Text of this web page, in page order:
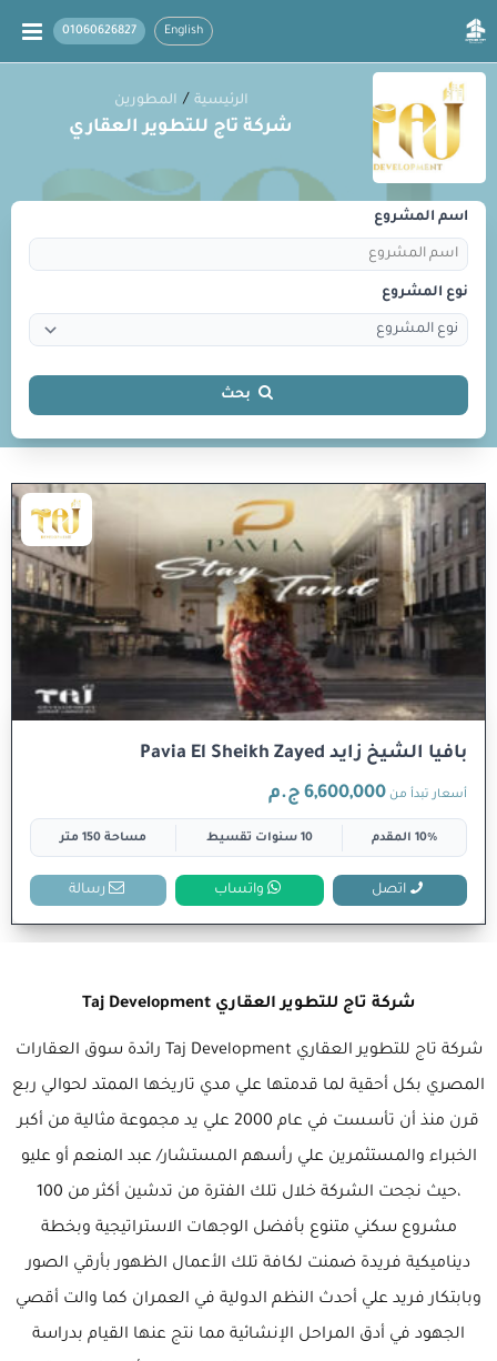
English
01060626827
الرئيسية / المطورين
شركة تاج للتطوير العقاري
اسم المشروع
نوع المشروع
بحث
بافيا الشيخ زايد Pavia El Sheikh Zayed
أسعار تبدأ من 6,600,000 ج.م
10% المقدم 10 سنوات تقسيط مساحة 150 متر
اتصل واتساب رسالة
شركة تاج للتطوير العقاري Taj Development
شركة تاج للتطوير العقاري Taj Development رائدة سوق العقارات
المصري بكل أحقية لما قدمتها علي مدي تاريخها الممتد لحوالي ربع
قرن منذ أن تأسست في عام 2000 علي يد مجموعة مثالية من أكبر
الخبراء والمستثمرين علي رأسهم المستشار/ عبد المنعم أو عليو
،حيث نجحت الشركة خلال تلك الفترة من تدشين أكثر من 100
مشروع سكني متنوع بأفضل الوجهات الاستراتيجية وبخطة
ديناميكية فريدة ضمنت لكافة تلك الأعمال الظهور بأرقي الصور
وبابتكار فريد علي أحدث النظم الدولية في العمران كما والت أقصي
الجهود في أدق المراحل الإنشائية مما نتج عنها القيام بدراسة